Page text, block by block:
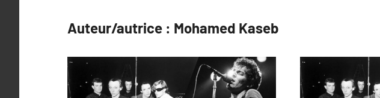
Auteur/autrice : Mohamed Kaseb